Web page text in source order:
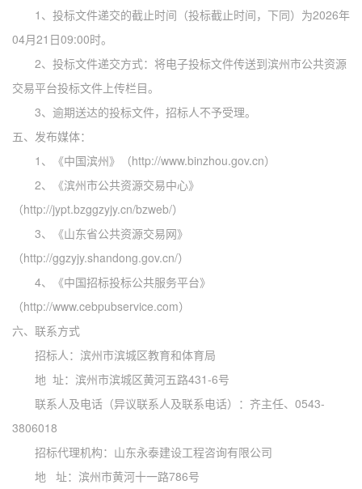
1、投标文件递交的截止时间（投标截止时间，下同）为2026年
04月21 日09:00时。
2、投标文件递交方式：将电子投标文件传送到滨州市公共资源
交易平台投标文件上传栏目。
3、逾期送达的投标文件，招标人不予受理。
五、发布媒体：
1、《中国滨州》（http://www.binzhou.gov.cn）
2、《滨州市公共资源交易中心》
（http://jypt.bzggzyjy.cn/bzweb/）
3、《山东省公共资源交易网》
（http://ggzyjy.shandong.gov.cn/）
4、《中国招标投标公共服务平台》
（http://www.cebpubservice.com）
六、联系方式
招标人：滨州市滨城区教育和体育局
地 址：滨州市滨城区黄河五路431-6号
联系人及电话（异议联系人及联系电话）：齐主任、0543-
3806018
招标代理机构：山东永泰建设工程咨询有限公司
地 址：滨州市黄河十一路786号